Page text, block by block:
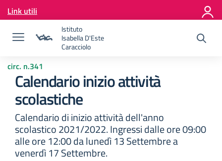
Vai ai contenuti
Vai al menu di navigazione
Link utili
Istituto
Isabella D'Este
Caracciolo
circ. n.341
Calendario inizio attività
scolastiche
Calendario di inizio attività dell'anno
scolastico 2021/2022. Ingressi dalle ore 09:00
alle ore 12:00 da lunedì 13 Settembre a
venerdì 17 Settembre.